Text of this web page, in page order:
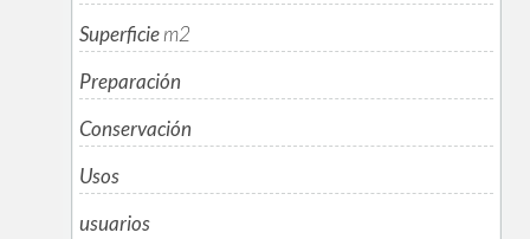
Superficiem2
Preparación
Conservación
Usos
usuarios